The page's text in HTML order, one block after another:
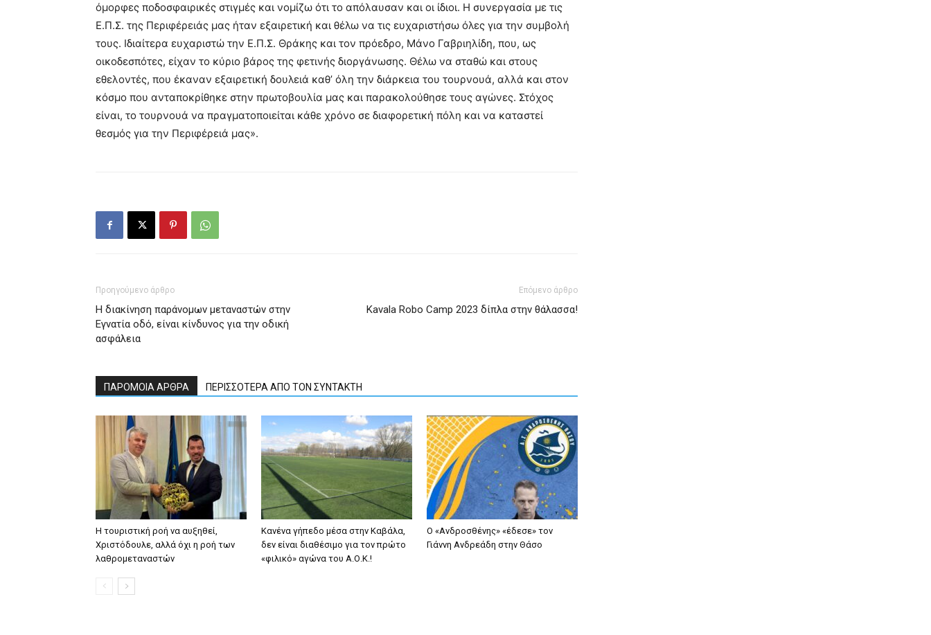
όμορφες ποδοσφαιρικές στιγμές και νομίζω ότι το απόλαυσαν και οι ίδιοι. Η συνεργασία με τις
Ε.Π.Σ. της Περιφέρειάς μας ήταν εξαιρετική και θέλω να τις ευχαριστήσω όλες για την συμβολή
τους. Ιδιαίτερα ευχαριστώ την Ε.Π.Σ. Θράκης και τον πρόεδρο, Μάνο Γαβριηλίδη, που, ως
οικοδεσπότες, είχαν το κύριο βάρος της φετινής διοργάνωσης. Θέλω να σταθώ και στους
εθελοντές, που έκαναν εξαιρετική δουλειά καθ’ όλη την διάρκεια του τουρνουά, αλλά και στον
κόσμο που ανταποκρίθηκε στην πρωτοβουλία μας και παρακολούθησε τους αγώνες. Στόχος
είναι, το τουρνουά να πραγματοποιείται κάθε χρόνο σε διαφορετική πόλη και να καταστεί
θεσμός για την Περιφέρειά μας».
Προηγούμενο άρθρο
Η διακίνηση παράνομων μεταναστών στην
Εγνατία οδό, είναι κίνδυνος για την οδική
ασφάλεια
Επόμενο άρθρο
Kavala Robo Camp 2023 δίπλα στην θάλασσα!
ΠΑΡΟΜΟΙΑ ΑΡΘΡΑ ΠΕΡΙΣΣΟΤΕΡΑ ΑΠΟ ΤΟΝ ΣΥΝΤΑΚΤΗ
Η τουριστική ροή να αυξηθεί,
Χριστόδουλε, αλλά όχι η ροή των
λαθρομεταναστών
Κανένα γήπεδο μέσα στην Καβάλα,
δεν είναι διαθέσιμο για τον πρώτο
«φιλικό» αγώνα του Α.Ο.Κ.!
Ο «Ανδροσθένης» «έδεσε» τον
Γιάννη Ανδρεάδη στην Θάσο